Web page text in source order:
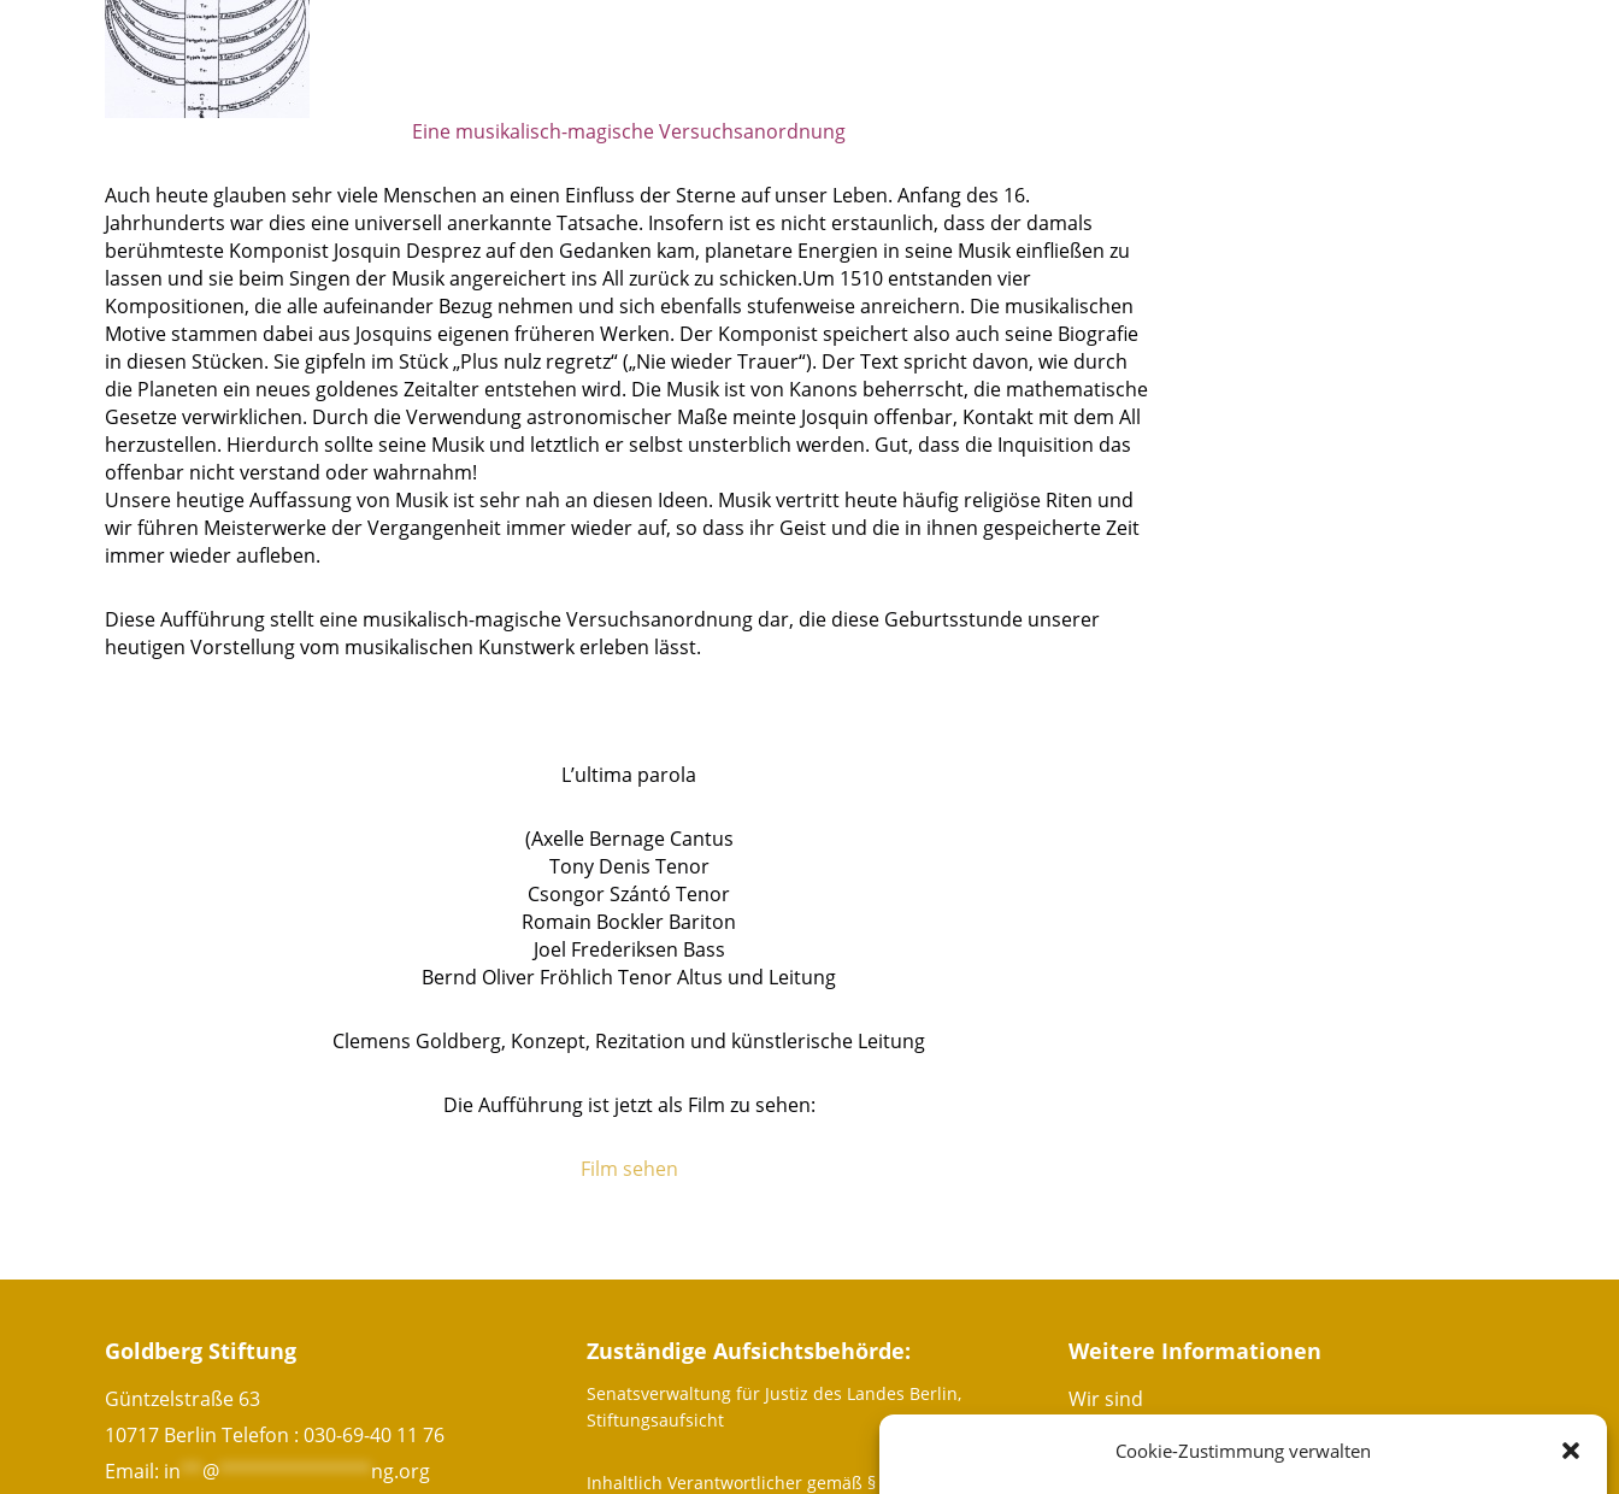
Cookie-Zustimmung verwalten
Eine musikalisch-magische Versuchsanordnung
Auch heute glauben sehr viele Menschen an einen Einfluss der Sterne auf unser Leben. Anfang des 16.
Jahrhunderts war dies eine universell anerkannte Tatsache. Insofern ist es nicht erstaunlich, dass der damals
berühmteste Komponist Josquin Desprez auf den Gedanken kam, planetare Energien in seine Musik einfließen zu
lassen und sie beim Singen der Musik angereichert ins All zurück zu schicken.Um 1510 entstanden vier
Kompositionen, die alle aufeinander Bezug nehmen und sich ebenfalls stufenweise anreichern. Die musikalischen
Motive stammen dabei aus Josquins eigenen früheren Werken. Der Komponist speichert also auch seine Biografie
in diesen Stücken. Sie gipfeln im Stück „Plus nulz regretz“ („Nie wieder Trauer“). Der Text spricht davon, wie durch
die Planeten ein neues goldenes Zeitalter entstehen wird. Die Musik ist von Kanons beherrscht, die mathematische
Gesetze verwirklichen. Durch die Verwendung astronomischer Maße meinte Josquin offenbar, Kontakt mit dem All
herzustellen. Hierdurch sollte seine Musik und letztlich er selbst unsterblich werden. Gut, dass die Inquisition das
offenbar nicht verstand oder wahrnahm!
Unsere heutige Auffassung von Musik ist sehr nah an diesen Ideen. Musik vertritt heute häufig religiöse Riten und
wir führen Meisterwerke der Vergangenheit immer wieder auf, so dass ihr Geist und die in ihnen gespeicherte Zeit
immer wieder aufleben.
Diese Aufführung stellt eine musikalisch-magische Versuchsanordnung dar, die diese Geburtsstunde unserer
heutigen Vorstellung vom musikalischen Kunstwerk erleben lässt.
L’ultima parola
(Axelle Bernage Cantus
Tony Denis Tenor
Csongor Szántó Tenor
Romain Bockler Bariton
Joel Frederiksen Bass
Bernd Oliver Fröhlich Tenor Altus und Leitung
Clemens Goldberg, Konzept, Rezitation und künstlerische Leitung
Die Aufführung ist jetzt als Film zu sehen:
Film sehen
Goldberg Stiftung
Güntzelstraße 63
10717 Berlin Telefon : 030-69-40 11 76
Email: in**@**************ng.org
Zuständige Aufsichtsbehörde:
Senatsverwaltung für Justiz des Landes Berlin,
Stiftungsaufsicht
Inhaltlich Verantwortlicher gemäß § 10 Absatz 3
Weitere Informationen
Wir sind
Partner